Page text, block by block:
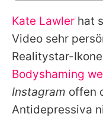
Alle
Kate Lawler hat
Video sehr
Realitystar-
Bodyshaming
Instagram offen
Antidepressiva